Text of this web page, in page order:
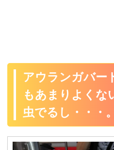
アウランガバー
もあまりよくな
虫でるし・・・。